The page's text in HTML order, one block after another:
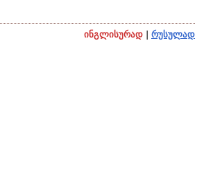
ინგლისურად
რუსულად